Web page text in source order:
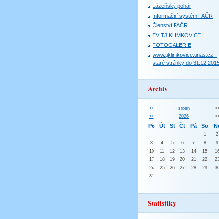
Lázeňský pohár
Informační systém FAČR
Členství FAČR
TV TJ KLIMKOVICE
FOTOGALERIE
www.tjklimkovice.unas.cz -
staré stránky do 31.12.2015
Archiv
<< srpen
>>
<<
2026 >>
Po Út St Čt Pá So
1
2
3
4 5 6 7 8
9
10
11 12 13 14 15
16
17
18 19 20 21 22
23
24
25 26 27 28 29
30
31
Statistiky